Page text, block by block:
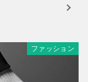
ファッション